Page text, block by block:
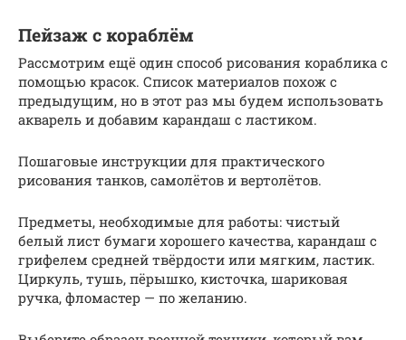
Пейзаж с кораблём
Рассмотрим ещё один способ рисования кораблика с
помощью красок. Список материалов похож с
предыдущим, но в этот раз мы будем использовать
акварель и добавим карандаш с ластиком.
Пошаговые инструкции для практического
рисования танков, самолётов и вертолётов.
Предметы, необходимые для работы: чистый
белый лист бумаги хорошего качества, карандаш с
грифелем средней твёрдости или мягким, ластик.
Циркуль, тушь, пёрышко, кисточка, шариковая
ручка, фломастер — по желанию.